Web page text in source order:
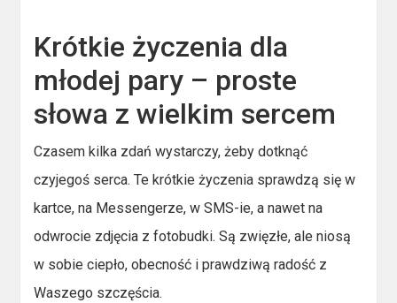
Krótkie życzenia dla
młodej pary – proste
słowa z wielkim sercem
Czasem kilka zdań wystarczy, żeby dotknąć
czyjegoś serca. Te krótkie życzenia sprawdzą się w
kartce, na Messengerze, w SMS-ie, a nawet na
odwrocie zdjęcia z fotobudki. Są zwięzłe, ale niosą
w sobie ciepło, obecność i prawdziwą radość z
Waszego szczęścia.